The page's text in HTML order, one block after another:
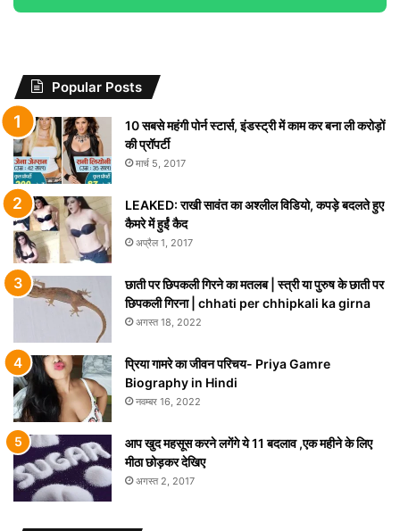
Popular Posts
10 सबसे महंगी पोर्न स्टार्स, इंडस्ट्री में काम कर बना ली करोड़ों
की प्रॉपर्टी
मार्च 5, 2017
LEAKED: राखी सावंत का अश्लील विडियो, कपड़े बदलते हुए
कैमरे में हुईं कैद
अप्रैल 1, 2017
छाती पर छिपकली गिरने का मतलब | स्त्री या पुरुष के छाती पर
छिपकली गिरना | chhati per chhipkali ka girna
अगस्त 18, 2022
प्रिया गामरे का जीवन परिचय- Priya Gamre
Biography in Hindi
नवम्बर 16, 2022
आप खुद महसूस करने लगेंगे ये 11 बदलाव ,एक महीने के लिए
मीठा छोड़कर देखिए
अगस्त 2, 2017